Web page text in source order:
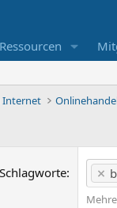
Ressourcen
Internet
Schlagworte